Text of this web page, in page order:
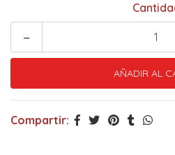
-
Compartir: